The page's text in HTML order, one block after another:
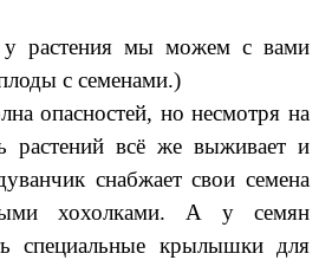
растения мы можем с вами
с семенами.)
опасностей, но несмотря на
растений всё же выживает и
снабжает свои семена
хохолками. А у семян
специальные крылышки для